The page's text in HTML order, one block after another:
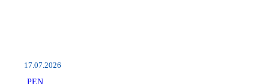
17.07.2026
PEN